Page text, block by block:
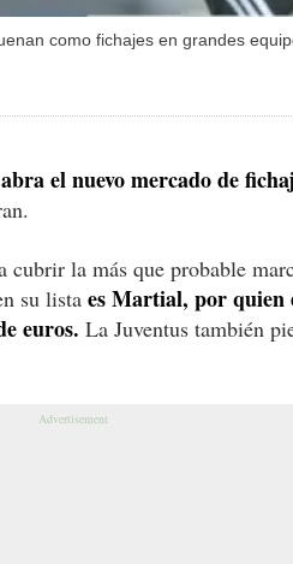
como fichajes en grandes
el nuevo mercado de
la más que probable
su lista es Martial, por quien
euros. La Juventus también